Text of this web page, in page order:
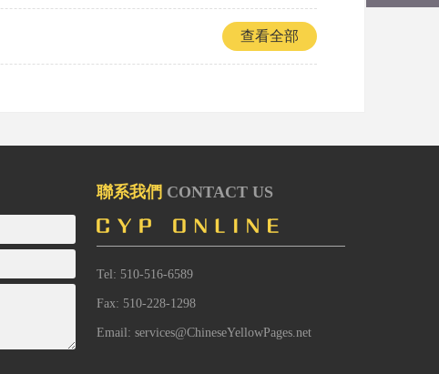
查看全部
聯系我們 CONTACT US
Tel: 510-516-6589
Fax: 510-228-1298
Email: services@ChineseYellowPages.net